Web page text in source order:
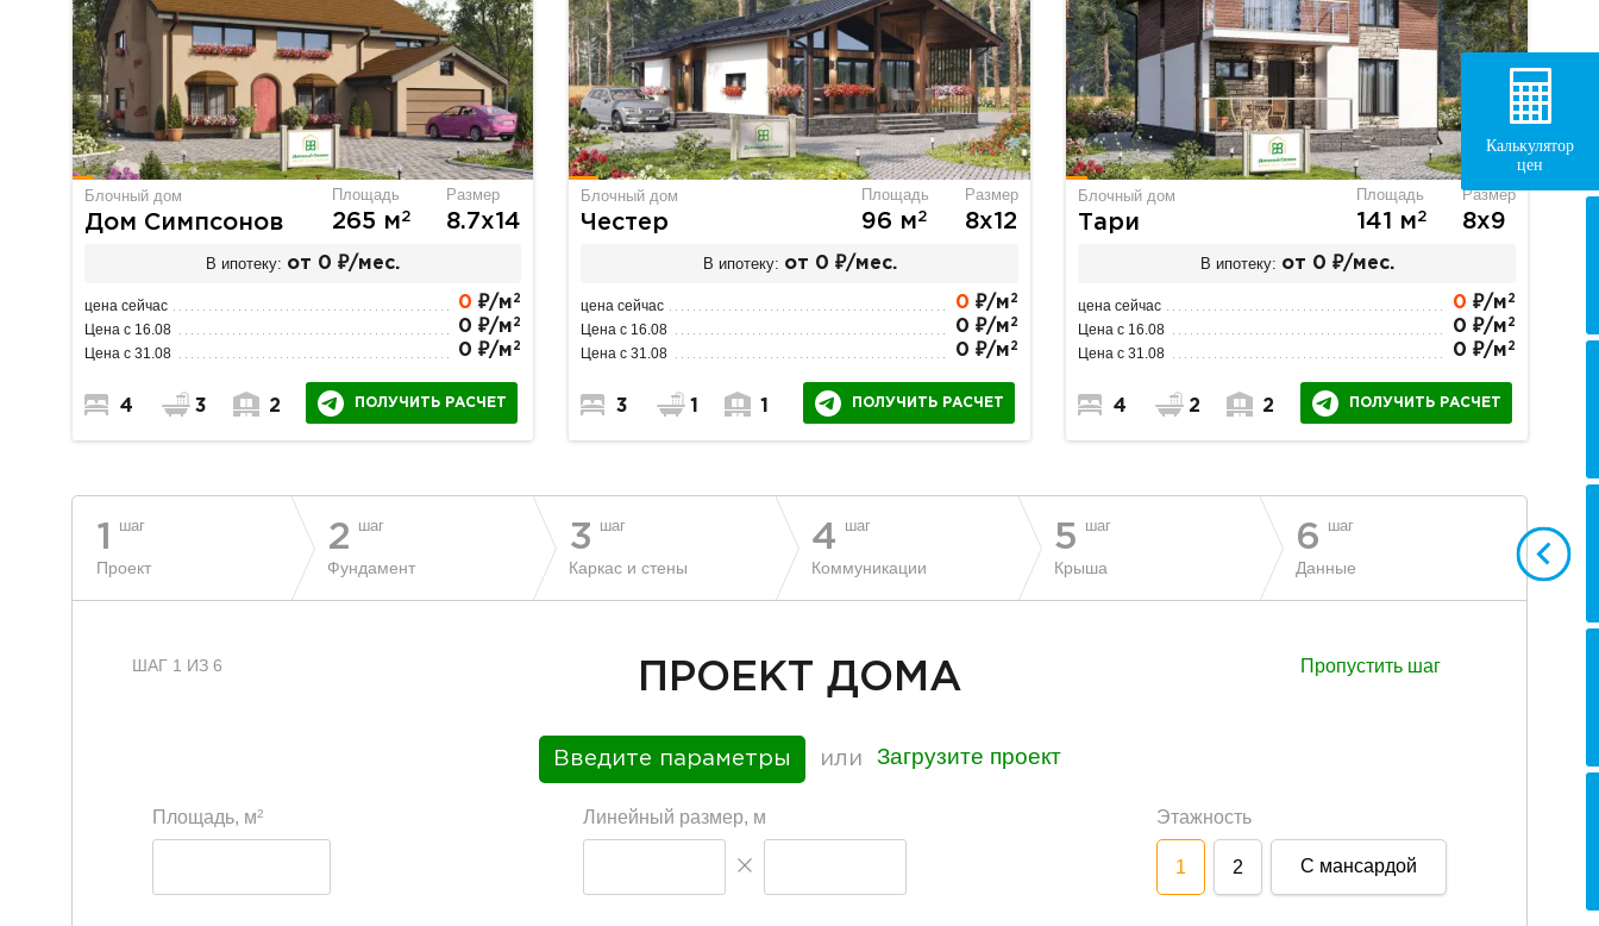
Блочный дом
Дом Симпсонов
Площадь
265 м2
Размер
8.7х14
В ипотеку: от 0 ₽/мес.
цена сейчас 0 ₽/м 2
Цена с 16.08 0 ₽/м 2
Цена с 31.08 0 ₽/м 2
4 3 2 ПОЛУЧИТЬ РАСЧЕТ
Блочный дом
Честер
Площадь
96 м2
Размер
8х12
В ипотеку: от 0 ₽/мес.
цена сейчас 0 ₽/м 2
Цена с 16.08 0 ₽/м 2
Цена с 31.08 0 ₽/м 2
3 1 1 ПОЛУЧИТЬ РАСЧЕТ
Блочный дом
Тари
Площадь
141 м2
Размер
8х9
В ипотеку: от 0 ₽/мес.
цена сейчас 0 ₽/м 2
Цена с 16.08 0 ₽/м 2
Цена с 31.08 0 ₽/м 2
4 2 2 ПОЛУЧИТЬ РАСЧЕТ
1 шаг
Проект
2 шаг
Фундамент
3 шаг
Каркас и стены
4 шаг
Коммуникации
5 шаг
Крыша
6 шаг
Данные
ШАГ 1 ИЗ 6 ПРОЕКТ ДОМА Пропустить шаг
Введите параметры или Загрузите проект
Площадь, м2 Линейный размер, м Этажность
1 2 С мансардой
Калькулятор
цен